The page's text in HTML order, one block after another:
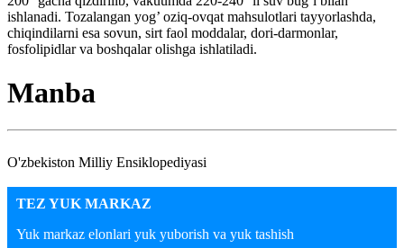
ishlanadi. Tozalangan yog’ oziq-ovqat mahsulotlari tayyorlashda,
chiqindilarni esa sovun, sirt faol moddalar, dori-darmonlar,
fosfolipidlar va boshqalar olishga ishlatiladi.
Manba
O'zbekiston Milliy Ensiklopediyasi
TEZ YUK MARKAZ
Yuk markaz elonlari yuk yuborish va yuk tashish